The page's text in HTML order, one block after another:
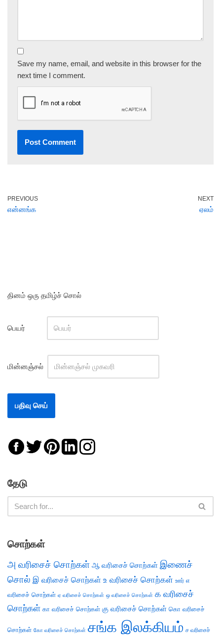
Save my name, email, and website in this browser for the
next time I comment.
PREVIOUS
என்னங்க
NEXT
ஏலம்
தினம் ஒரு தமிழ்ச் சொல்
பெயர்
மின்னஞ்சல்
தேடு
சொற்கள்
அ வரிசைச் சொற்கள் ஆ வரிசைச் சொற்கள் இணைச்
சொல் இ வரிசைச் சொற்கள் உ வரிசைச் சொற்கள் ஊர் எ
வரிசைச் சொற்கள் ஏ வரிசைச் சொற்கள் ஒ வரிசைச் சொற்கள் க வரிசைச்
சொற்கள் கா வரிசைச் சொற்கள் கு வரிசைச் சொற்கள் கொ வரிசைச்
சொற்கள் கோ வரிசைச் சொற்கள் சங்க இலக்கியம் ச வரிசைச்